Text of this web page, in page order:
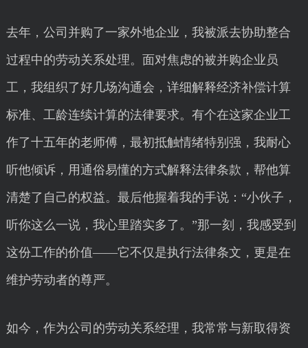
去年，公司并购了一家外地企业，我被派去协助整合
过程中的劳动关系处理。面对焦虑的被并购企业员
工，我组织了好几场沟通会，详细解释经济补偿计算
标准、工龄连续计算的法律要求。有个在这家企业工
作了十五年的老师傅，最初抵触情绪特别强，我耐心
听他倾诉，用通俗易懂的方式解释法律条款，帮他算
清楚了自己的权益。最后他握着我的手说：“小伙子，
听你这么一说，我心里踏实多了。”那一刻，我感受到
这份工作的价值——它不仅是执行法律条文，更是在
维护劳动者的尊严。
如今，作为公司的劳动关系经理，我常常与新取得资